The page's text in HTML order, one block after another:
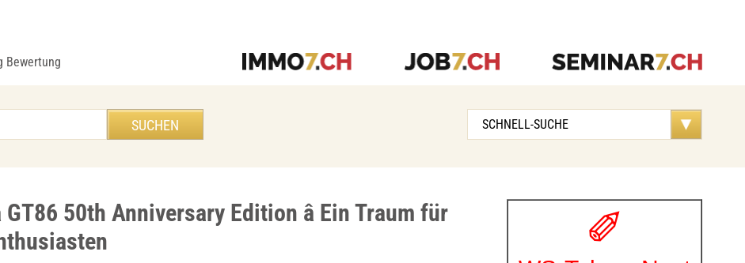
Bewertung
50th Anniversary Edition â Ein Traum für